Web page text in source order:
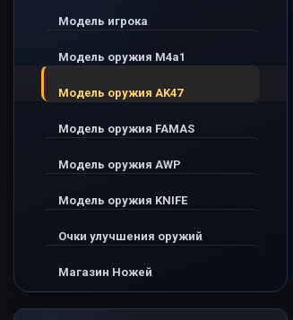
Модель игрока
Модель оружия M4a1
Модель оружия AK47
Модель оружия FAMAS
Модель оружия AWP
Модель оружия KNIFE
Очки улучшения оружий
Магазин Ножей